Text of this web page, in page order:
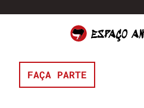
FAÇA PARTE